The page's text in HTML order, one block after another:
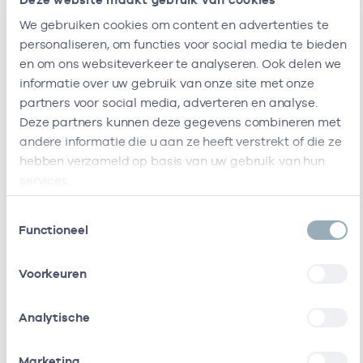
We gebruiken cookies om content en advertenties te
personaliseren, om functies voor social media te bieden
en om ons websiteverkeer te analyseren. Ook delen we
informatie over uw gebruik van onze site met onze
partners voor social media, adverteren en analyse.
Deze partners kunnen deze gegevens combineren met
andere informatie die u aan ze heeft verstrekt of die ze
hebben verzameld op basis van uw gebruik van hun
Functioneel
Voorkeuren
Analytische
Ik ben werkzaam bij de volgende vestigingen
Ondersteuningsorganisatie
Zuidoost B.v.
Ik heb een arbeidsrelatie met
Naam Rol AGB-
Stichting Gazo
Amsterdam Zuidoost (Gez)
Vrijgevestigd
Stichting Amsterdamse